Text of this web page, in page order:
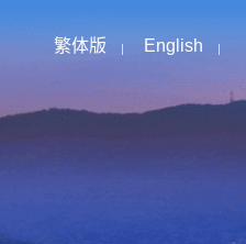
繁体版 English